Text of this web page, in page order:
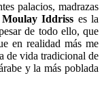
palacios, madrazas
Moulay Iddriss es la
de todo ello, que
en realidad más me
de vida tradicional de
y la más poblada